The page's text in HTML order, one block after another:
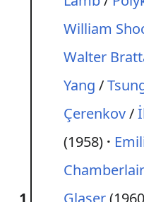
1
William
Walter
Yang /
Çerenkov/
(1958)
Glaser